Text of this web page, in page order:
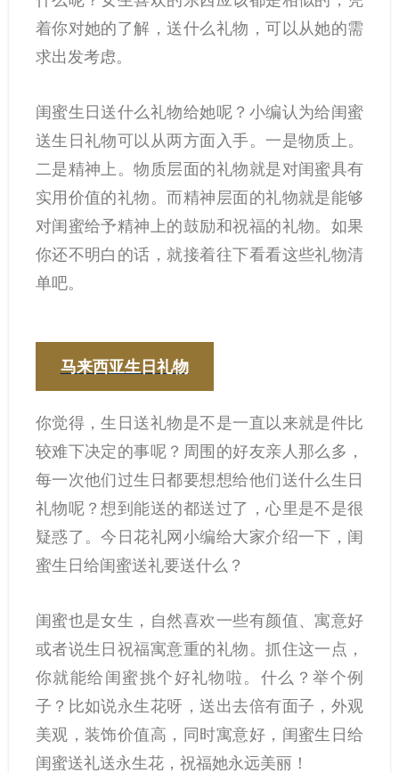
着你对她的了解，送什么礼物，可以从她的需
求出发考虑。
闺蜜生日送什么礼物给她呢？小编认为给闺蜜
送生日礼物可以从两方面入手。一是物质上。
二是精神上。物质层面的礼物就是对闺蜜具有
实用价值的礼物。而精神层面的礼物就是能够
对闺蜜给予精神上的鼓励和祝福的礼物。如果
你还不明白的话，就接着往下看看这些礼物清
单吧。
马来西亚生日礼物
你觉得，生日送礼物是不是一直以来就是件比
较难下决定的事呢？周围的好友亲人那么多，
每一次他们过生日都要想想给他们送什么生日
礼物呢？想到能送的都送过了，心里是不是很
疑惑了。今日花礼网小编给大家介绍一下，闺
蜜生日给闺蜜送礼要送什么？
闺蜜也是女生，自然喜欢一些有颜值、寓意好
或者说生日祝福寓意重的礼物。抓住这一点，
你就能给闺蜜挑个好礼物啦。什么？举个例
子？比如说永生花呀，送出去倍有面子，外观
美观，装饰价值高，同时寓意好，闺蜜生日给
闺蜜送礼送永生花，祝福她永远美丽！